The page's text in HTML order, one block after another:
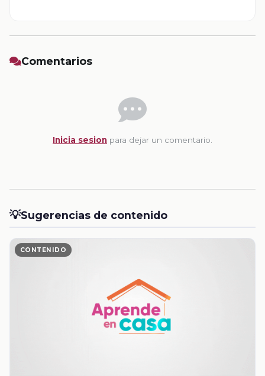
Comentarios
Inicia sesion para dejar un comentario.
💡Sugerencias de contenido
CONTENIDO